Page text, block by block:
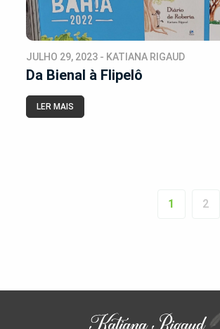
JULHO 29, 2023 - KATIANA RIGAUD
Da Bienal à Flipelô
LER MAIS
1 2